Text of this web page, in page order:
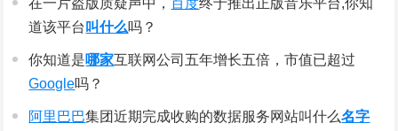
在一片盗版质疑声中，百度终于推出正版音乐平台,你知
道该平台 叫什么吗？
你知道是哪家互联网公司五年增长五倍，市值已超过
Google吗？
阿里巴巴集团近期完成收购的数据服务网站叫什么名字